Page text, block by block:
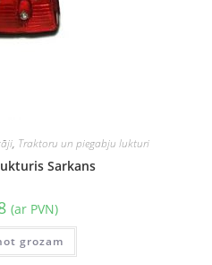
, Traktoru un piegabju lukturi
Sarkans
(ar PVN)
grozam